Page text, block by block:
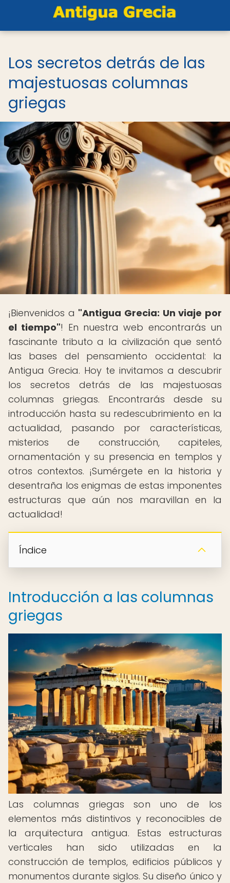
Los secretos detrás de las
majestuosas columnas
griegas
¡Bienvenidos a "Antigua Grecia: Un viaje por
el tiempo"! En nuestra web encontrarás un
fascinante tributo a la civilización que sentó
las bases del pensamiento occidental: la
Antigua Grecia. Hoy te invitamos a descubrir
los secretos detrás de las majestuosas
columnas griegas. Encontrarás desde su
introducción hasta su redescubrimiento en la
actualidad, pasando por características,
misterios de construcción, capiteles,
ornamentación y su presencia en templos y
otros contextos. ¡Sumérgete en la historia y
desentraña los enigmas de estas imponentes
estructuras que aún nos maravillan en la
actualidad!
Índice
Introducción a las columnas
griegas
Las columnas griegas son uno de los
elementos más distintivos y reconocibles de
la arquitectura antigua. Estas estructuras
verticales han sido utilizadas en la
construcción de templos, edificios públicos y
monumentos durante siglos. Su diseño único y